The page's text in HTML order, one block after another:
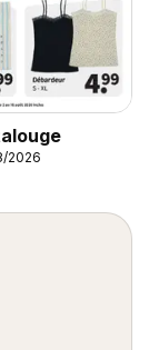
2026